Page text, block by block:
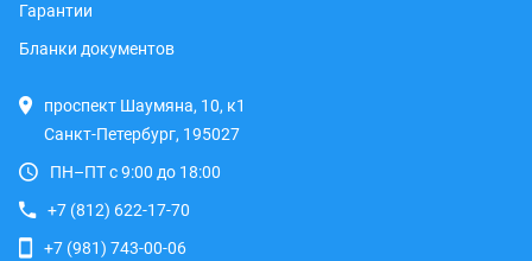
Гарантии
Бланки документов
проспект Шаумяна, 10, к1
Санкт-Петербург, 195027
ПН–ПТ с 9:00 до 18:00
+7 (812) 622-17-70
+7 (981) 743-00-06